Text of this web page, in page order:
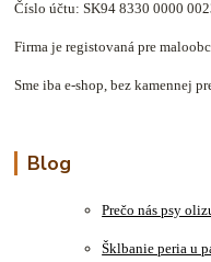
Číslo účtu: SK94 8330 0000
Firma je registovaná pre
Sme iba e-shop, bez kamennej
Blog
Prečo nás psy
Šklbanie peria u